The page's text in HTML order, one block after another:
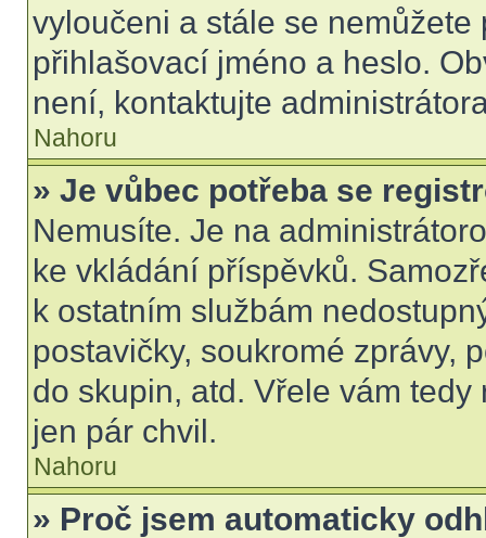
vyloučeni a stále se
přihlašovací jméno a heslo.
není, kontaktujte
Nahoru
» Je vůbec potřeba se
Nemusíte. Je na
ke vkládání příspěvků.
k ostatním službám
postavičky, soukromé zprávy,
do skupin, atd. Vřele vám
jen pár chvil.
Nahoru
» Proč jsem automaticky